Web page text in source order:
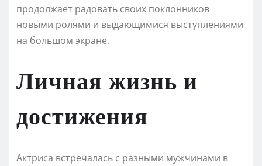
продолжает радовать своих поклонников
новыми ролями и выдающимися выступлениями
на большом экране.
Личная жизнь и
достижения
Актриса встречалась с разными мужчинами в